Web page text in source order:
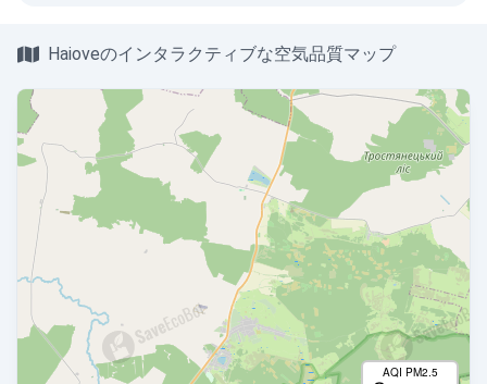
Haioveのインタラクティブな空気品質マップ
AQI PM2.5